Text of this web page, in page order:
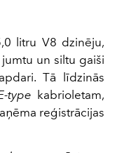
litru V8 dzinēju,
jumtu un siltu gaiši
Tā līdzinās
type kabrioletam,
reģistrācijas